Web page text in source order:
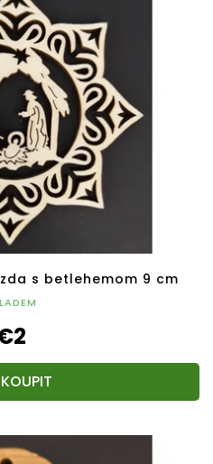
s betlehemom 9 cm